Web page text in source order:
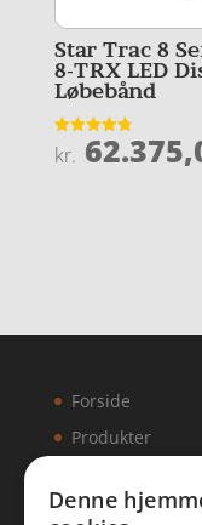
Star Trac 8
8-TRX LED
Løbebånd
Vurderet
4.8
kr.
Forside
Produkter
Denne